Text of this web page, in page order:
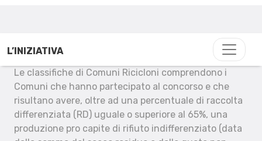
L’INIZIATIVA
Le classifiche di Comuni Ricicloni comprendono i
Comuni che hanno partecipato al concorso e che
risultano avere, oltre ad una percentuale di raccolta
differenziata (RD) uguale o superiore al 65%, una
produzione pro capite di rifiuto indifferenziato (data